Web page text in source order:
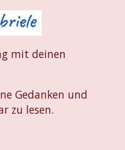
mit deinen
Gedanken und
zu lesen.